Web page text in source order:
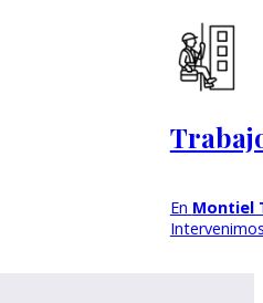
En Montiel